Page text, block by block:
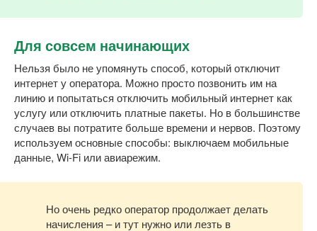
Для совсем начинающих
Нельзя было не упомянуть способ, который отключит
интернет у оператора. Можно просто позвонить им на
линию и попытаться отключить мобильный интернет как
услугу или отключить платные пакеты. Но в большинстве
случаев вы потратите больше времени и нервов. Поэтому
используем основные способы: выключаем мобильные
данные, Wi-Fi или авиарежим.
Но очень редко оператор продолжает делать
начисления – и тут нужно или лезть в